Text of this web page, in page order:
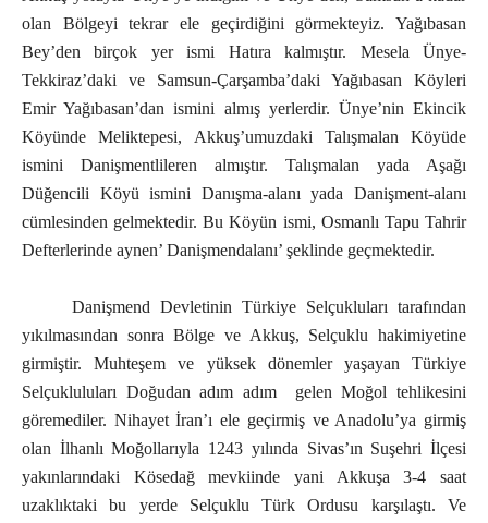
olan Bölgeyi tekrar ele geçirdiğini görmekteyiz. Yağıbasan
Bey’den birçok yer ismi Hatıra kalmıştır. Mesela Ünye-
Tekkiraz’daki ve Samsun-Çarşamba’daki Yağıbasan Köyleri
Emir Yağıbasan’dan ismini almış yerlerdir. Ünye’nin Ekincik
Köyünde Meliktepesi, Akkuş’umuzdaki Talışmalan Köyüde
ismini Danişmentlileren almıştır. Talışmalan yada Aşağı
Düğencili Köyü ismini Danışma-alanı yada Danişment-alanı
cümlesinden gelmektedir. Bu Köyün ismi, Osmanlı Tapu Tahrir
Defterlerinde aynen’ Danişmendalanı’ şeklinde geçmektedir.
Danişmend Devletinin Türkiye Selçukluları tarafından
yıkılmasından sonra Bölge ve Akkuş, Selçuklu hakimiyetine
girmiştir. Muhteşem ve yüksek dönemler yaşayan Türkiye
Selçukluluları Doğudan adım adım gelen Moğol tehlikesini
göremediler. Nihayet İran’ı ele geçirmiş ve Anadolu’ya girmiş
olan İlhanlı Moğollarıyla 1243 yılında Sivas’ın Suşehri İlçesi
yakınlarındaki Kösedağ mevkiinde yani Akkuşa 3-4 saat
uzaklıktaki bu yerde Selçuklu Türk Ordusu karşılaştı. Ve